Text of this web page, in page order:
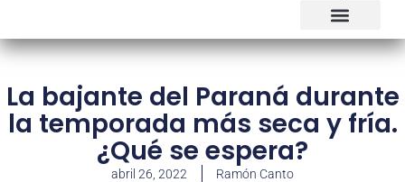
La bajante del Paraná durante
la temporada más seca y fría.
¿Qué se espera?
abril 26, 2022
Ramón Canto